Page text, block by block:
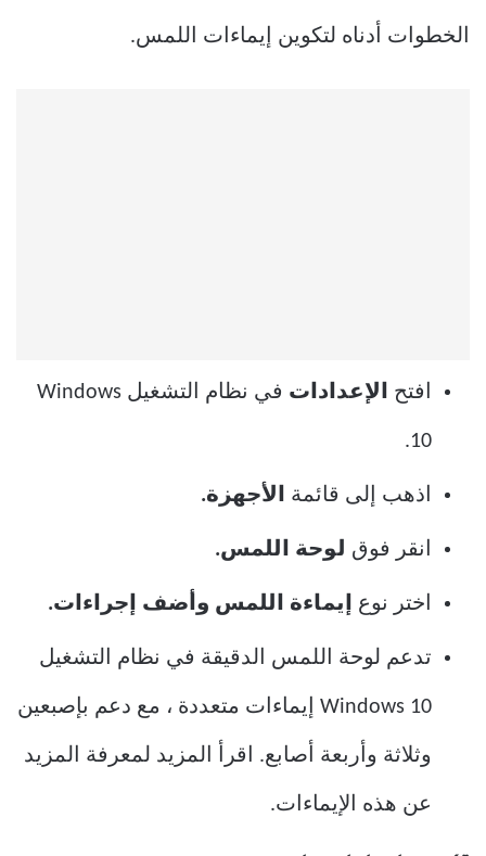
الخطوات أدناه لتكوين إيماءات اللمس.
افتح الإعدادات في نظام التشغيل Windows
10.
اذهب إلى قائمة الأجهزة.
انقر فوق لوحة اللمس.
اختر نوع إيماءة اللمس وأضف إجراءات.
تدعم لوحة اللمس الدقيقة في نظام التشغيل
Windows 10 إيماءات متعددة ، مع دعم بإصبعين
وثلاثة وأربعة أصابع. اقرأ المزيد لمعرفة المزيد
عن هذه الإيماءات.